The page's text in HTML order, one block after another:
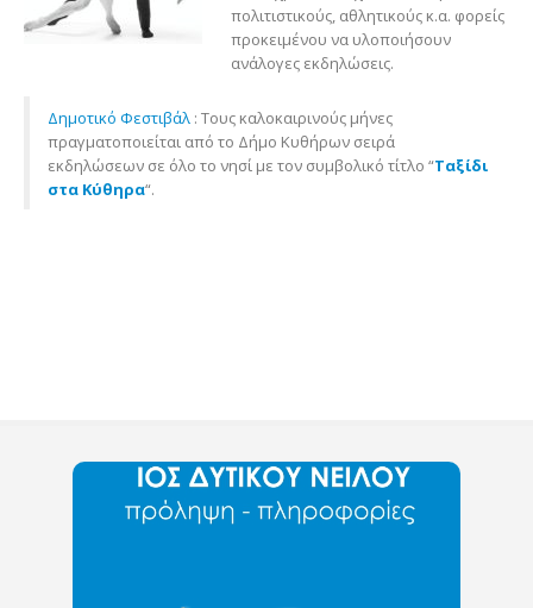
πολιτιστικούς, αθλητικούς κ.α. φορείς
προκειμένου να υλοποιήσουν
ανάλογες εκδηλώσεις.
Δημοτικό Φεστιβάλ: Τους καλοκαιρινούς μήνες
πραγματοποιείται από το Δήμο Κυθήρων σειρά
εκδηλώσεων σε όλο το νησί με τον συμβολικό τίτλο “Ταξίδι
στα Κύθηρα“.